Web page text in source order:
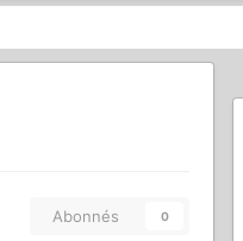
Abonnés 0